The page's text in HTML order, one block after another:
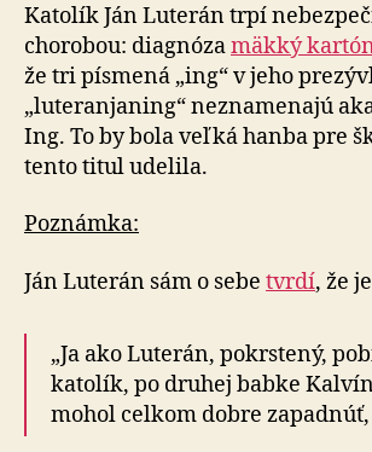
Katolík Ján Luterán trpí
chorobou: diagnózamäkký
že tri písmená „ing“ v jeho
„luteranjaning“ neznamenajú
Ing. To by bola veľká hanba pre
tento titul udelila.
Poznámka:
Ján Luterán sám o sebe tvrdí, že
„Ja ako Luterán, pokrstený,
katolík, po druhej babke
mohol celkom dobre zapadnúť,